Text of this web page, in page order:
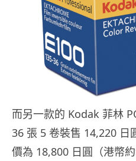
而另一款的 Kodak 菲林
36 張 5 卷裝售 14,220 日
價為 18,800 日圓（港幣